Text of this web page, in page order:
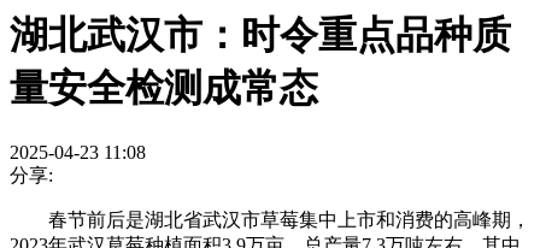
湖北武汉市：时令重点品种质
量安全检测成常态
2025-04-23 11:08
分享:
春节前后是湖北省武汉市草莓集中上市和消费的高峰期，